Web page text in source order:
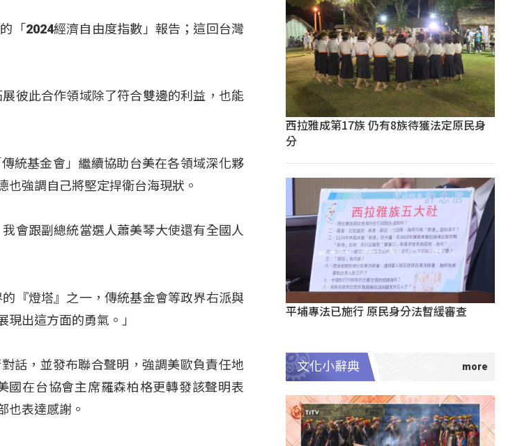
「2024經濟自由度指數」報告；這回台灣
彼此合作領域除了符合雙邊的利益，也能
統基金會」繼續協助台美在各領域深化夥
強調自己將堅定捍衛台海現狀。
會跟副總統當選人蕭美琴大使還有全國人
『燈塔』之一，傳統基金會等政界右派與
出這方面的勇氣。」
話，並發布聯合聲明，強調美歐負責任地
國在台協會主席羅森柏格更轉發該聲明表
也表達感謝。
西拉雅成第17族 仍有8族待獲法定原民身
分
平埔專法已施行 原民身分法暫緩審查
文化小辭典